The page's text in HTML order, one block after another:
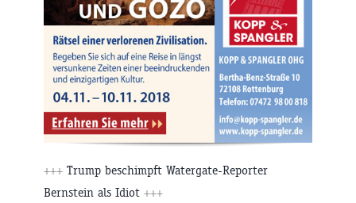
+++ Trump beschimpft Watergate-Reporter
Bernstein als Idiot +++